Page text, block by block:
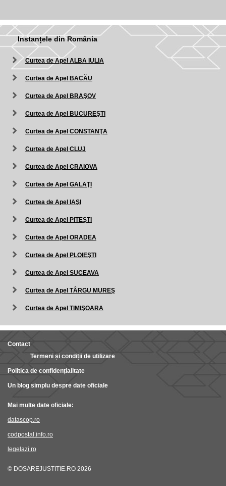
Instanțele din România
Curtea de Apel ALBA IULIA
Curtea de Apel BACĂU
Curtea de Apel BRAŞOV
Curtea de Apel BUCUREŞTI
Curtea de Apel CONSTANŢA
Curtea de Apel CLUJ
Curtea de Apel CRAIOVA
Curtea de Apel GALAŢI
Curtea de Apel IAŞI
Curtea de Apel PITEŞTI
Curtea de Apel ORADEA
Curtea de Apel PLOIEŞTI
Curtea de Apel SUCEAVA
Curtea de Apel TÂRGU MUREŞ
Curtea de Apel TIMIŞOARA
Contact
Termeni și condiții de utilizare
Politica de confidențialitate
Un blog simplu despre date oficiale
Mai multe date oficiale:
datascop.ro
codpostal.info.ro
legelazi.ro
© DOSAREJUSTITIE.RO 2026